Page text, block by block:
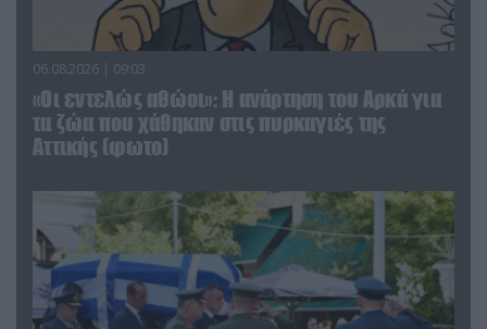
06.08.2026 | 09:03
«Οι εντελώς αθώοι»: Η ανάρτηση του Αρκά για
τα ζώα που χάθηκαν στις πυρκαγιές της
Αττικής (φωτο)